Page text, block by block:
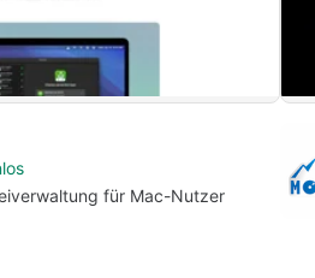
für Mac-Nutzer